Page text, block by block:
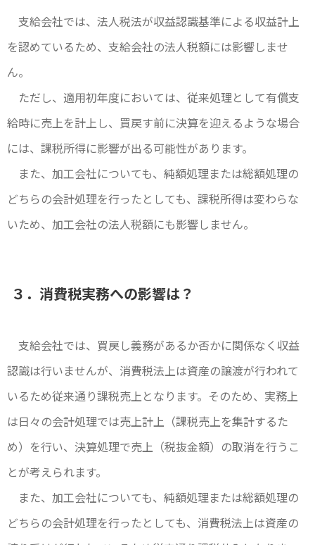
支給会社では、法人税法が収益認識基準による収益計上
を認めているため、支給会社の法人税額には影響しませ
ん。
ただし、適用初年度においては、従来処理として有償支
給時に売上を計上し、買戻す前に決算を迎えるような場合
には、課税所得に影響が出る可能性があります。
また、加工会社についても、純額処理または総額処理の
どちらの会計処理を行ったとしても、課税所得は変わらな
いため、加工会社の法人税額にも影響しません。
３．消費税実務への影響は？
支給会社では、買戻し義務があるか否かに関係なく収益
認識は行いませんが、消費税法上は資産の譲渡が行われて
いるため従来通り課税売上となります。そのため、実務上
は日々の会計処理では売上計上（課税売上を集計するた
め）を行い、決算処理で売上（税抜金額）の取消を行うこ
とが考えられます。
また、加工会社についても、純額処理または総額処理の
どちらの会計処理を行ったとしても、消費税法上は資産の